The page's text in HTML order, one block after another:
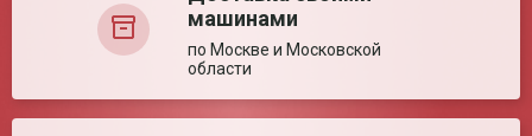
Габариты упаковки
62*35*76 см
0.16492 м³
Вес брутто (ед)
20.1 кг
2020/10748
Недостатки:
машинами
по Москве и Московской
области